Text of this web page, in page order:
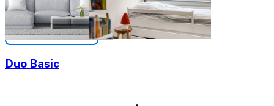
Duo Basic